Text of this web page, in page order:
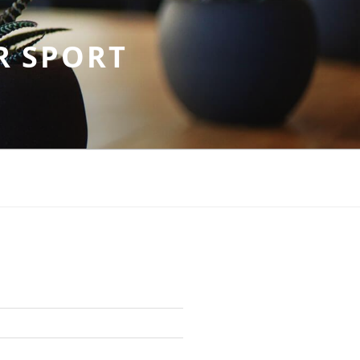
SPORT